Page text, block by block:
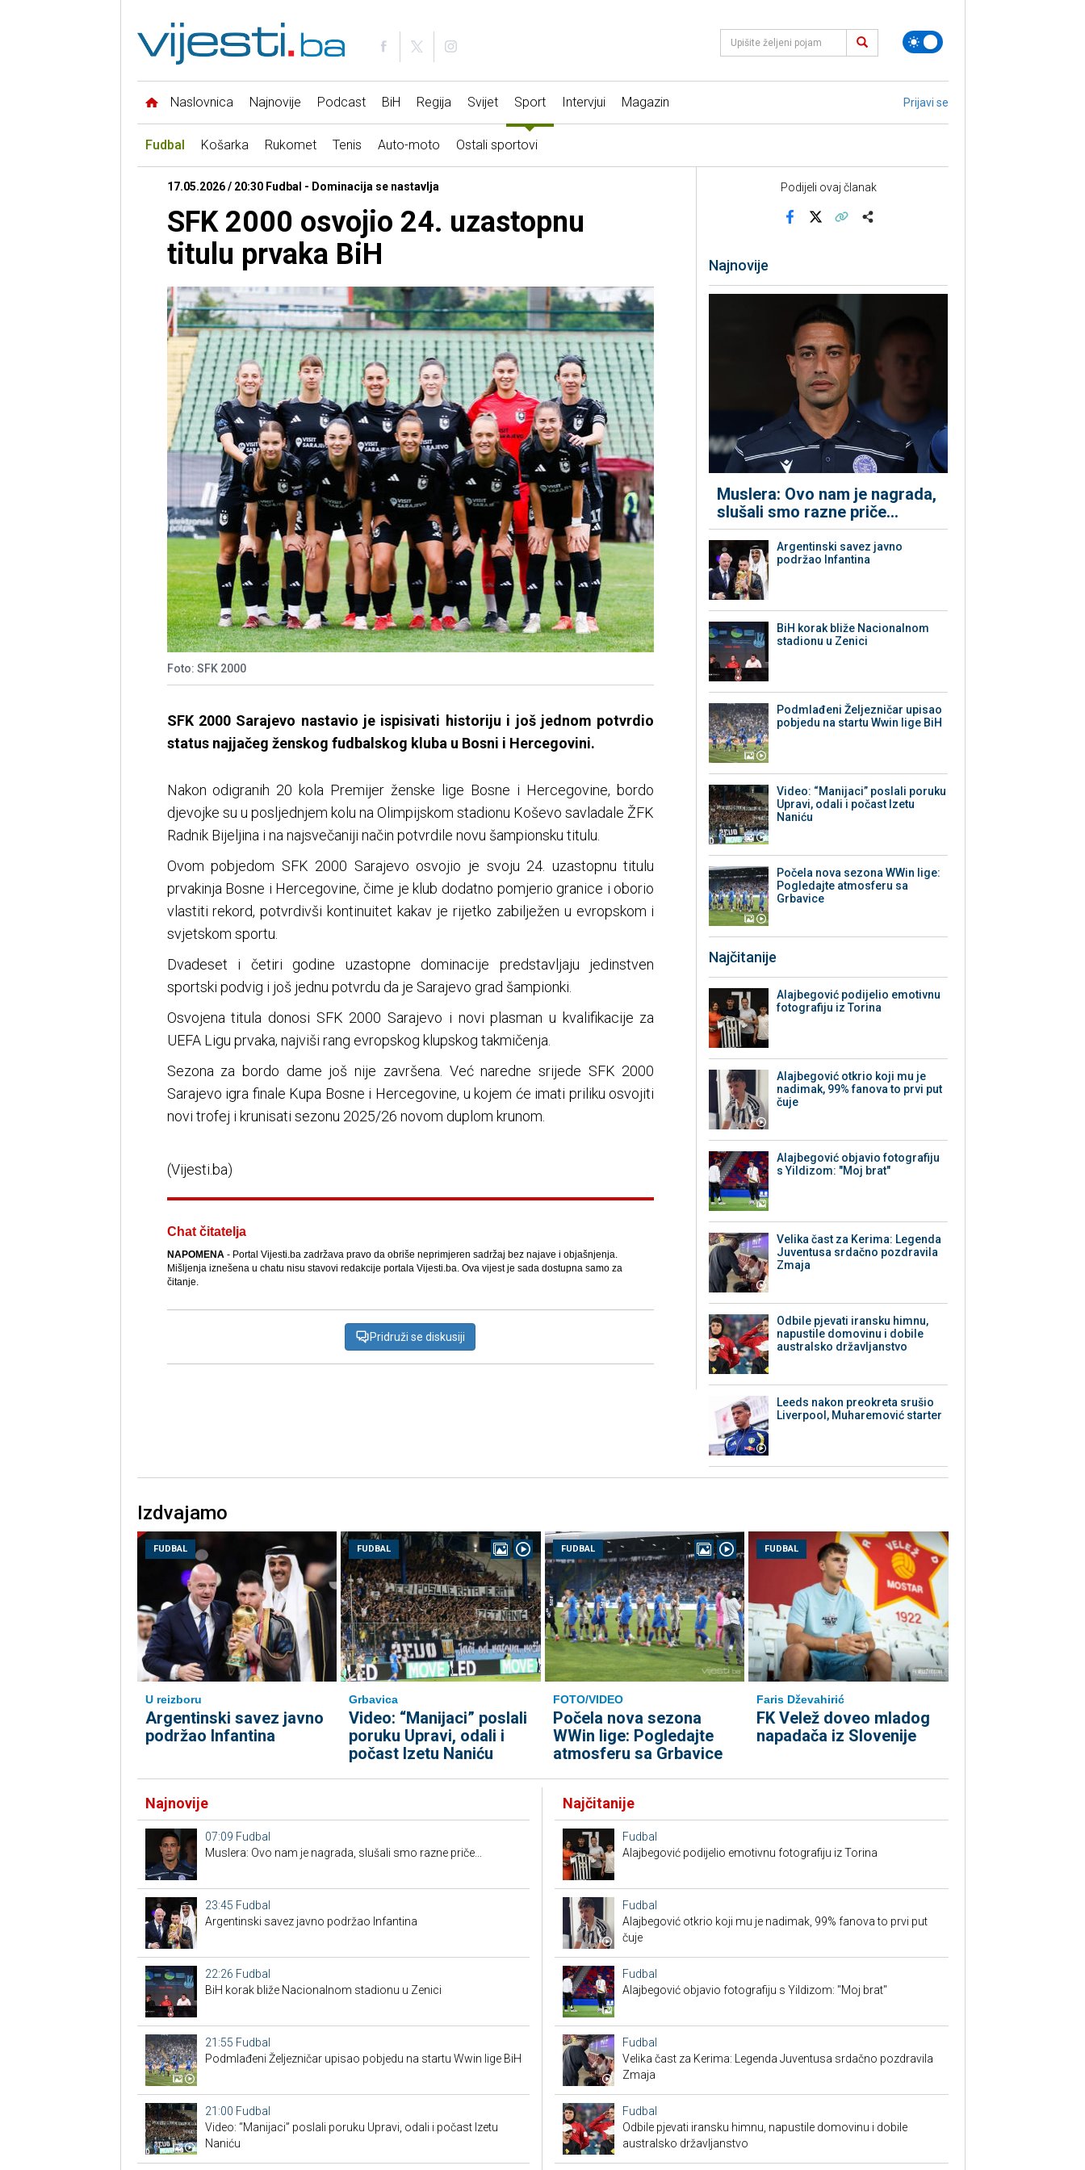
Naslovnica Najnovije Podcast BiH Regija Svijet Sport Intervjui Magazin Prijavi se
Fudbal Košarka Rukomet Tenis Auto-moto Ostali sportovi
17.05.2026 / 20:30 Fudbal - Dominacija se nastavlja
SFK 2000 osvojio 24. uzastopnu
titulu prvaka BiH
Foto: SFK 2000
SFK 2000 Sarajevo nastavio je ispisivati historiju i još jednom potvrdio
status najjačeg ženskog fudbalskog kluba u Bosni i Hercegovini.
Nakon odigranih 20 kola Premijer ženske lige Bosne i Hercegovine, bordo
djevojke su u posljednjem kolu na Olimpijskom stadionu Koševo savladale ŽFK
Radnik Bijeljina i na najsvečaniji način potvrdile novu šampionsku titulu.
Ovom pobjedom SFK 2000 Sarajevo osvojio je svoju 24. uzastopnu titulu
prvakinja Bosne i Hercegovine, čime je klub dodatno pomjerio granice i oborio
vlastiti rekord, potvrdivši kontinuitet kakav je rijetko zabilježen u evropskom i
svjetskom sportu.
Dvadeset i četiri godine uzastopne dominacije predstavljaju jedinstven
sportski podvig i još jednu potvrdu da je Sarajevo grad šampionki.
Osvojena titula donosi SFK 2000 Sarajevo i novi plasman u kvalifikacije za
UEFA Ligu prvaka, najviši rang evropskog klupskog takmičenja.
Sezona za bordo dame još nije završena. Već naredne srijede SFK 2000
Sarajevo igra finale Kupa Bosne i Hercegovine, u kojem će imati priliku osvojiti
novi trofej i krunisati sezonu 2025/26 novom duplom krunom.
(Vijesti.ba)
Chat čitatelja
NAPOMENA- Portal Vijesti.ba zadržava pravo da obriše neprimjeren sadržaj bez najave i objašnjenja.
Mišljenja iznešena u chatu nisu stavovi redakcije portala Vijesti.ba. Ova vijest je sada dostupna samo za
čitanje.
Pridruži se diskusiji
Podijeli ovaj članak
Najnovije
Muslera: Ovo nam je nagrada,
slušali smo razne priče...
Argentinski savez javno
podržao Infantina
BiH korak bliže Nacionalnom
stadionu u Zenici
Podmlađeni Željezničar upisao
pobjedu na startu Wwin lige BiH
Video: “Manijaci” poslali poruku
Upravi, odali i počast Izetu
Naniću
Počela nova sezona WWin lige:
Pogledajte atmosferu sa
Grbavice
Najčitanije
Alajbegović podijelio emotivnu
fotografiju iz Torina
Alajbegović otkrio koji mu je
nadimak, 99% fanova to prvi put
čuje
Alajbegović objavio fotografiju
s Yildizom: "Moj brat"
Velika čast za Kerima: Legenda
Juventusa srdačno pozdravila
Zmaja
Odbile pjevati iransku himnu,
napustile domovinu i dobile
australsko državljanstvo
Leeds nakon preokreta srušio
Liverpool, Muharemović starter
Izdvajamo
FUDBAL
U reizboru
Argentinski savez javno
podržao Infantina
FUDBAL
Grbavica
Video: “Manijaci” poslali
poruku Upravi, odali i
počast Izetu Naniću
FUDBAL
FOTO/VIDEO
Počela nova sezona
WWin lige: Pogledajte
atmosferu sa Grbavice
FUDBAL
Faris Dževahirić
FK Velež doveo mladog
napadača iz Slovenije
Najnovije
07:09 Fudbal
Muslera: Ovo nam je nagrada, slušali smo razne priče...
23:45 Fudbal
Argentinski savez javno podržao Infantina
22:26 Fudbal
BiH korak bliže Nacionalnom stadionu u Zenici
21:55 Fudbal
Podmlađeni Željezničar upisao pobjedu na startu Wwin lige BiH
21:00 Fudbal
Video: “Manijaci” poslali poruku Upravi, odali i počast Izetu
Naniću
Najčitanije
Fudbal
Alajbegović podijelio emotivnu fotografiju iz Torina
Fudbal
Alajbegović otkrio koji mu je nadimak, 99% fanova to prvi put
čuje
Fudbal
Alajbegović objavio fotografiju s Yildizom: "Moj brat"
Fudbal
Velika čast za Kerima: Legenda Juventusa srdačno pozdravila
Zmaja
Fudbal
Odbile pjevati iransku himnu, napustile domovinu i dobile
australsko državljanstvo